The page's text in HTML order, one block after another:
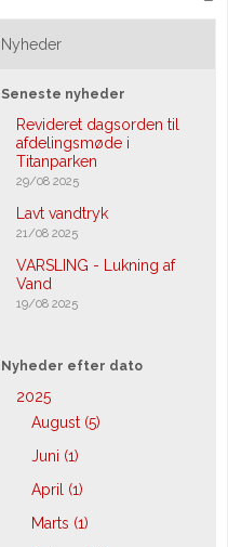
Nyheder
Seneste nyheder
Revideret dagsorden til
afdelingsmøde i
Titanparken
29/08 2025
Lavt vandtryk
21/08 2025
VARSLING - Lukning af
Vand
19/08 2025
Nyheder efter dato
2025
August (5)
Juni (1)
April (1)
Marts (1)